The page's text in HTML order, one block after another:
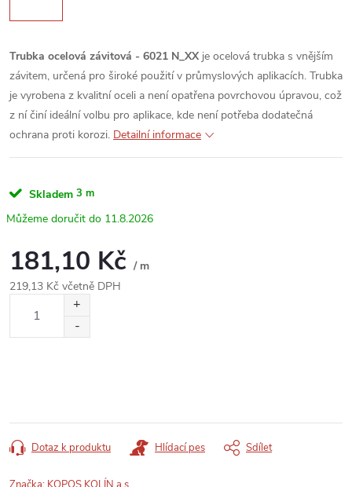
Trubka ocelová závitová - 6021 N_XX je ocelová trubka s vnějším
závitem, určená pro široké použití v průmyslových aplikacích. Trubka
je vyrobena z kvalitní oceli a není opatřena povrchovou úpravou, což
z ní činí ideální volbu pro aplikace, kde není potřeba dodatečná
ochrana proti korozi. Detailní informace
Skladem 3 m
11.8.2026
181,10 Kč / m
219,13 Kč včetně DPH
Dotaz k produktu Hlídací pes Sdílet